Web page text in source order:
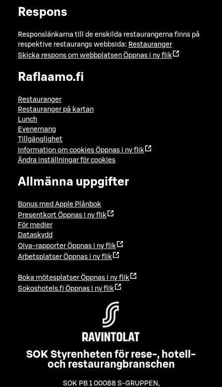
Respons
Responslänkarna till de enskilda restaurangerna finns på
respektive restaurangs webbsida: Restauranger
Skicka respons om webbplatsen Öppnas i ny flik
Raflaamo.fi
Restauranger
Restauranger på kartan
Lunch
Evenemang
Tillgänglighet
Information om cookies Öppnas i ny flik
Ändra inställningar för cookies
Allmänna uppgifter
Bonus med Apple Plånbok
Presentkort Öppnas i ny flik
För medier
Dataskydd
Oiva-rapporter Öppnas i ny flik
Arbetsplatser Öppnas i ny flik
Boka mötesplatser Öppnas i ny flik
Sokoshotels.fi Öppnas i ny flik
SOK Styrenheten för rese-, hotell-
och restaurangbranschen
SOK PB 1 00088 S-GRUPPEN ,